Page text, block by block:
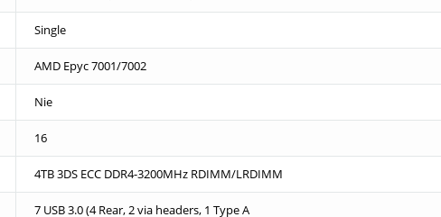
Single
AMD Epyc 7001/7002
Nie
16
4TB 3DS ECC DDR4-3200MHz RDIMM/LRDIMM
7 USB 3.0 (4 Rear, 2 via headers, 1 Type A